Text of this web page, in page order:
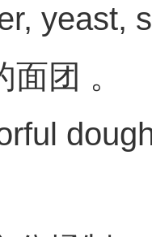
yeast,
团 。